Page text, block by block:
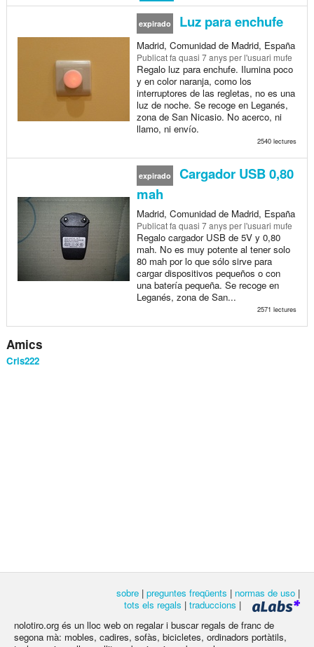
expirado Luz para enchufe
Madrid, Comunidad de Madrid, España
Publicatfa quasi 7 anysper l'usuari mufe
Regalo luz para enchufe. Ilumina poco
y en color naranja, como los
interruptores de las regletas, no es una
luz de noche. Se recoge en Leganés,
zona de San Nicasio. No acerco, ni
llamo, ni envío.
2540 lectures
expirado
Cargador USB 0,80
mah
Madrid, Comunidad de Madrid, España
Publicatfa quasi 7 anysper l'usuari mufe
Regalo cargador USB de 5V y 0,80
mah. No es muy potente al tener solo
80 mah por lo que sólo sirve para
cargar dispositivos pequeños o con
una batería pequeña. Se recoge en
Leganés, zona de San...
2571 lectures
Amics
Cris222
sobre | preguntes freqüents | normas de uso |
tots els regals | traduccions |
nolotiro.org és un lloc web on regalar i buscar regals de franc de
segona mà: mobles, cadires, sofàs, bicicletes, ordinadors portàtils,